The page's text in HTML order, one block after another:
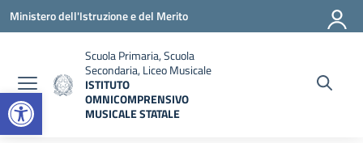
Open toolbar
Vai ai contenuti
Vai al menu di navigazione
Vai al footer
Ministero dell'Istruzione e del Merito
Scuola Primaria, Scuola
Secondaria, Liceo Musicale
ISTITUTO
OMNICOMPRENSIVO
MUSICALE STATALE